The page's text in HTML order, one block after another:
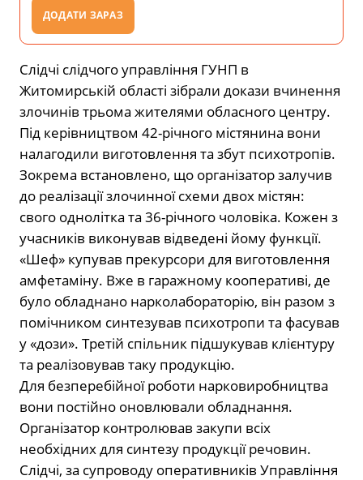
ДОДАТИ ЗАРАЗ
Слідчі слідчого управління ГУНП в
Житомирській області зібрали докази вчинення
злочинів трьома жителями обласного центру.
Під керівництвом 42-річного містянина вони
налагодили виготовлення та збут психотропів.
Зокрема встановлено, що організатор залучив
до реалізації злочинної схеми двох містян:
свого однолітка та 36-річного чоловіка. Кожен з
учасників виконував відведені йому функції.
«Шеф» купував прекурсори для виготовлення
амфетаміну. Вже в гаражному кооперативі, де
було обладнано нарколабораторію, він разом з
помічником синтезував психотропи та фасував
у «дози». Третій спільник підшукував клієнтуру
та реалізовував таку продукцію.
Для безперебійної роботи нарковиробництва
вони постійно оновлювали обладнання.
Організатор контролював закупи всіх
необхідних для синтезу продукції речовин.
Слідчі, за супроводу оперативників Управління